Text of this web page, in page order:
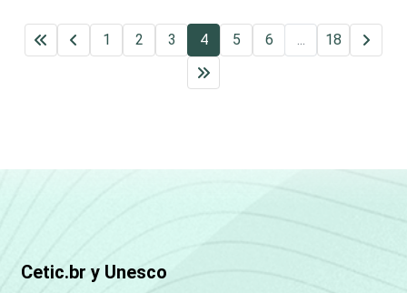
1 2 3 4 5 6 ... 18
Cetic.br y Unesco